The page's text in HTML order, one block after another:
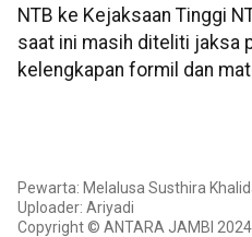
NTB ke Kejaksaan Tinggi
saat ini masih diteliti jaksa
kelengkapan formil dan
Pewarta: Melalusa Susthira
Uploader: Ariyadi
Copyright © ANTARA JAMBI 2024